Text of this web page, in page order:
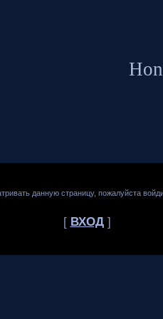
данную страницу, пожалуйста
[ ВХОД]